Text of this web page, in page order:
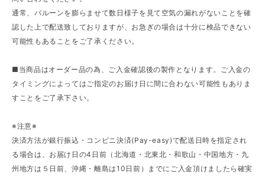
通常、バルーンを膨らませて数日様子を見て空気の漏れがないことを確
認した上で配送致しておりますが、お急ぎの場合は十分に検品できない
可能性もあることをご了承ください。
■当商品はオーダー品の為、ご入金確認後の製作となります。ご入金の
タイミングによってはご指定のお届け日に間に合わない可能性もありま
すことをご了承下さい。
※注意※
決済方法が銀行振込・コンビニ決済(Pay-easy)で配送日時を指定され
る場合は、お届け日の4日前（北海道・北東北・和歌山・中国地方・九
州地方は５日前、沖縄・離島は10日前）までにご入金頂けましたら確実